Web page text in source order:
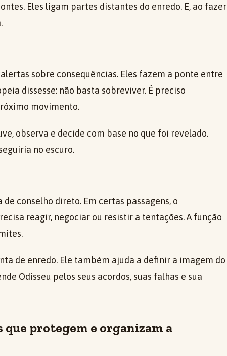
Eles ligam partes distantes do enredo. E, ao fazer
sobre consequências. Eles fazem a ponte entre
dissesse: não basta sobreviver. É preciso
movimento.
observa e decide com base no que foi revelado.
no escuro.
conselho direto. Em certas passagens, o
reagir, negociar ou resistir a tentações. A função
de enredo. Ele também ajuda a definir a imagem do
Odisseu pelos seus acordos, suas falhas e sua
que protegem e organizam a